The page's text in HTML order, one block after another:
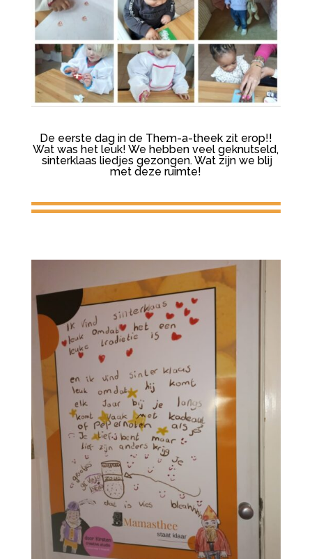
De eerste dag in de Them-a-theek zit erop!!
Wat was het leuk! We hebben veel geknutseld,
sinterklaas liedjes gezongen. Wat zijn we blij
met deze ruimte!